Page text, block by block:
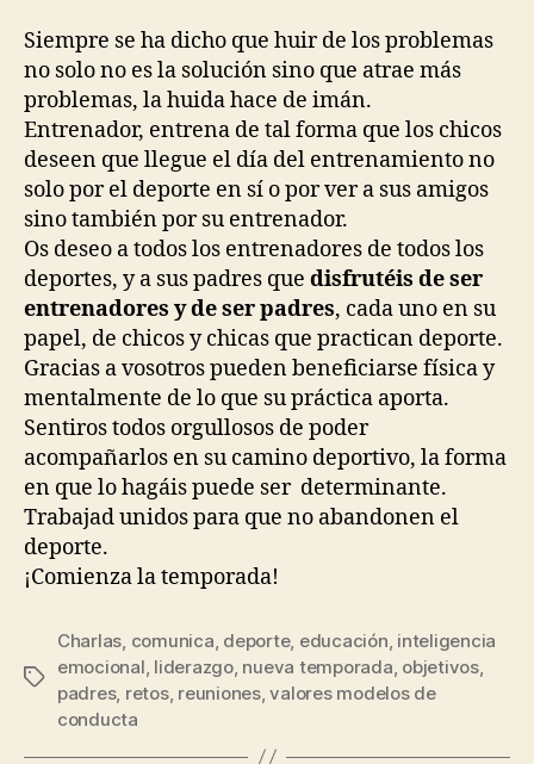
Siempre se ha dicho que huir de los problemas
no solo no es la solución sino que atrae más
problemas, la huida hace de imán.
Entrenador, entrena de tal forma que los chicos
deseen que llegue el día del entrenamiento no
solo por el deporte en sí o por ver a sus amigos
sino también por su entrenador.
Os deseo a todos los entrenadores de todos los
deportes, y a sus padres que disfrutéis de ser
entrenadores y de ser padres, cada uno en su
papel, de chicos y chicas que practican deporte.
Gracias a vosotros pueden beneficiarse física y
mentalmente de lo que su práctica aporta.
Sentiros todos orgullosos de poder
acompañarlos en su camino deportivo, la forma
en que lo hagáis puede ser determinante.
Trabajad unidos para que no abandonen el
deporte.
¡Comienza la temporada!
Charlas, comunica, deporte, educación, inteligencia
emocional, liderazgo, nueva temporada, objetivos,
padres, retos, reuniones,valores modelos de
conducta